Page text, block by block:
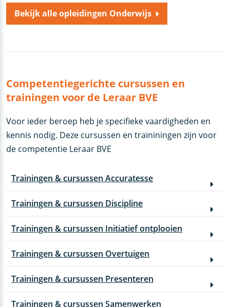
Bekijk alle opleidingen Onderwijs
Competentiegerichte cursussen en
trainingen voor de Leraar BVE
Voor ieder beroep heb je specifieke vaardigheden en
kennis nodig. Deze cursussen en traininingen zijn voor
de competentie Leraar BVE
Trainingen & cursussen Accuratesse
Trainingen & cursussen Discipline
Trainingen & cursussen Initiatief ontplooien
Trainingen & cursussen Overtuigen
Trainingen & cursussen Presenteren
Trainingen & cursussen Samenwerken